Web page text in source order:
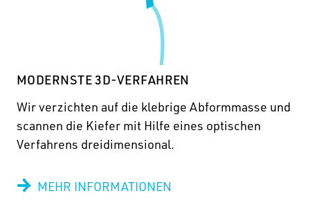
MODERNSTE 3D-VERFAHREN
Wir verzichten auf die klebrige Abformmasse und
scannen die Kiefer mit Hilfe eines optischen
Verfahrens dreidimensional.
MEHR INFORMATIONEN